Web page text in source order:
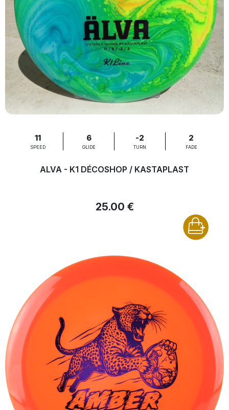
11
SPEED
6
GLIDE
-2
TURN
2
FADE
ALVA - K1 DÉCOSHOP / KASTAPLAST
25.00 €